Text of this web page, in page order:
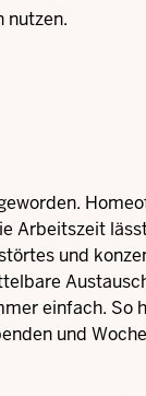
nutzen.
Arbeitszeit
und
einfach. So
und